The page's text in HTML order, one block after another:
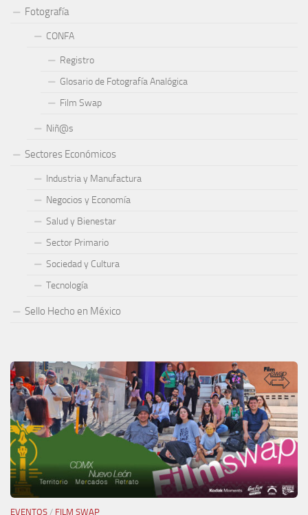
Fotografía
CONFA
Registro
Glosario de Fotografía Analógica
Film Swap
Niñ@s
Sectores Económicos
Industria y Manufactura
Negocios y Economía
Salud y Bienestar
Sector Primario
Sociedad y Cultura
Tecnología
Sello Hecho en México
EVENTOS / FILM SWAP